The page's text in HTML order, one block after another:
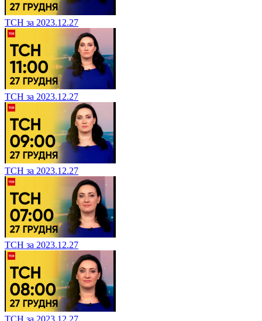
ТСН за 2023.12.27
ТСН за 2023.12.27
ТСН за 2023.12.27
ТСН за 2023.12.27
ТСН за 2023.12.27